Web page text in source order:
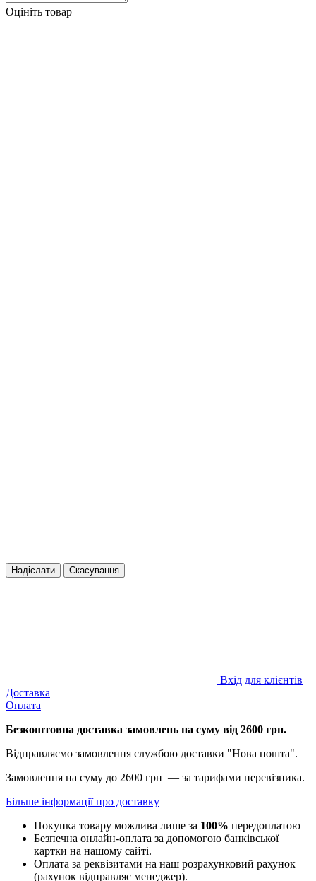
Оцініть товар
Надіслати Скасування
Вхід для клієнтів
Доставка
Оплата
Безкоштовна доставка замовлень на суму від 2600 грн.
Відправляємо замовлення службою доставки "Нова пошта".
Замовлення на суму до 2600 грн — за тарифами перевізника.
Більше інформації про доставку
Покупка товару можлива лише за 100% передоплатою
Безпечна онлайн-оплата за допомогою банківської
картки на нашому сайті.
Оплата за реквізитами на наш розрахунковий рахунок
(рахунок відправляє менеджер).